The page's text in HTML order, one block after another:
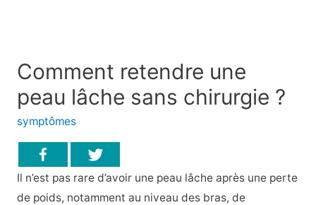
Comment retendre une
peau lâche sans chirurgie ?
symptômes
Il n’est pas rare d’avoir une peau lâche après une perte
de poids, notamment au niveau des bras, de